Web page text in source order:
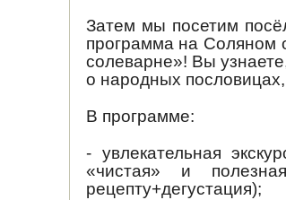
Затем мы посетим
программа на Соляном
солеварне»! Вы
о народных
В программе:
- увлекательная
«чистая» и
рецепту+дегустация);